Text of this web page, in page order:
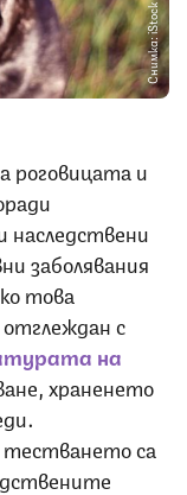
Снимка: iStock
роговицата и
заболявания
това
с
на
храненето
са